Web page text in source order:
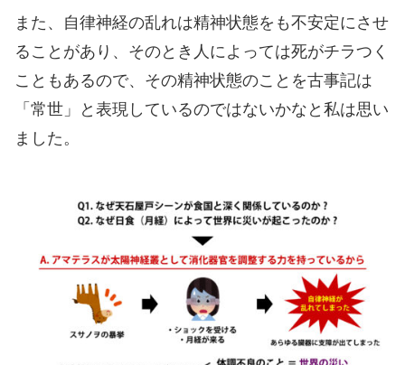
また、自律神経の乱れは精神状態をも不安定にさせ
ることがあり、そのとき人によっては死がチラつく
こともあるので、その精神状態のことを古事記は
「常世」と表現しているのではないかなと私は思い
ました。